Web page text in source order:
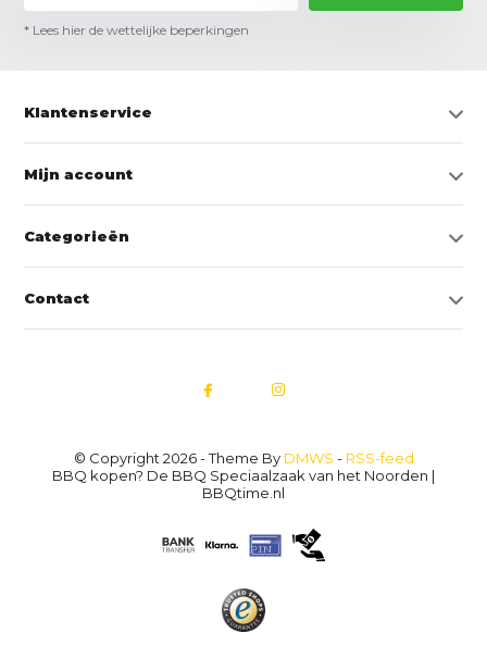
* Lees hier de wettelijke beperkingen
Klantenservice
Mijn account
Categorieën
Contact
© Copyright 2026 - Theme By DMWS - RSS-feed
BBQ kopen? De BBQ Speciaalzaak van het Noorden |
BBQtime.nl